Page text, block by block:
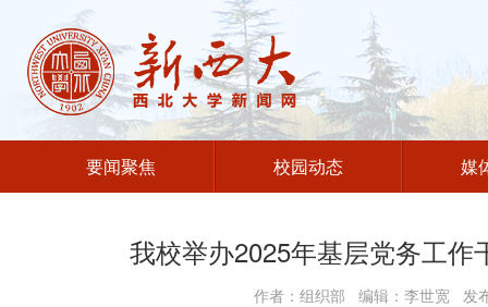
要闻聚焦 校园动态 媒
我校举办2025年基层党务工
作者：组织部 编辑：李世宽